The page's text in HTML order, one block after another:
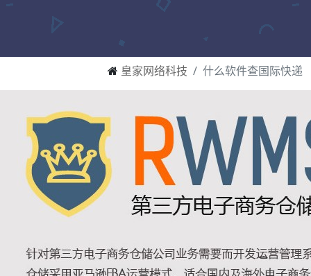
皇家网络科技 什么软件查国际快递